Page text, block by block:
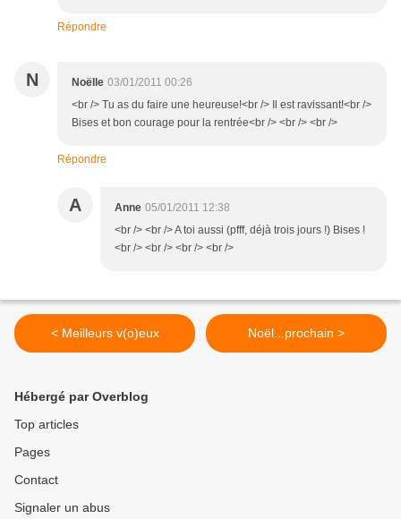
Répondre
N Noëlle 03/01/2011 00:26
<br /> Tu as du faire une heureuse!<br /> Il est ravissant!<br />
Bises et bon courage pour la rentrée<br /> <br /> <br />
Répondre
A Anne 05/01/2011 12:38
<br /> <br /> A toi aussi (pfff, déjà trois jours !) Bises !
<br /> <br /> <br /> <br />
< Meilleurs v(o)eux Noël...prochain >
Hébergé par Overblog
Top articles
Pages
Contact
Signaler un abus